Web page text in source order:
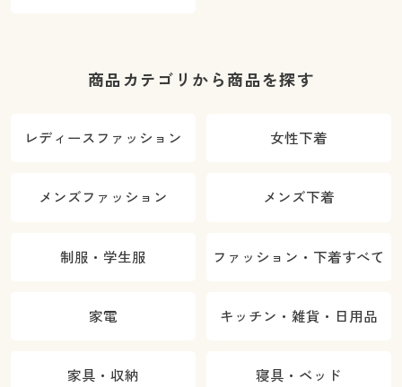
商品カテゴリから商品を探す
レディースファッション 女性下着
メンズファッション メンズ下着
制服・学生服 ファッション・下着すべて
家電 キッチン・雑貨・日用品
家具・収納 寝具・ベッド